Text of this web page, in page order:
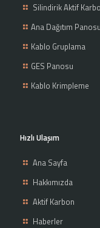
Silindirik Aktif
Ana Dağıtım Panosu
Kablo Gruplama
GES Panosu
Kablo Krimpleme
Hızlı Ulaşım
Ana Sayfa
Hakkımızda
Aktif Karbon
Haberler